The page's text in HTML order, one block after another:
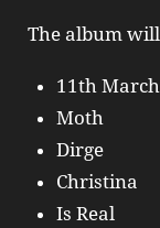
The album
11th March
Moth
Dirge
Christina
Is Real